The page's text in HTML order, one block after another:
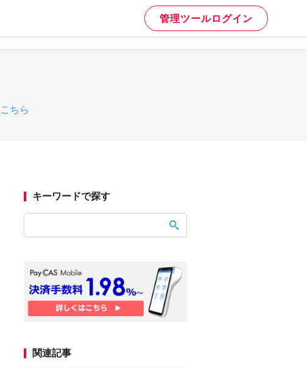
管理ツールログイン
こちら
キーワードで探す
関連記事